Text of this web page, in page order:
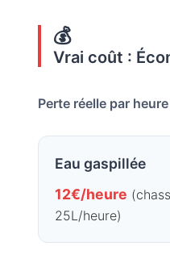
💰
Vrai coût :
Perte réelle par
Eau gaspillée
12€/heure
25L/heure)